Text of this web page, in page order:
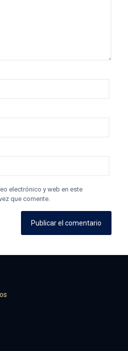
electrónico y web en este
que comente.